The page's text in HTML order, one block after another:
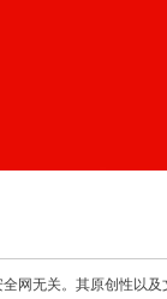
网无关。其原创性以